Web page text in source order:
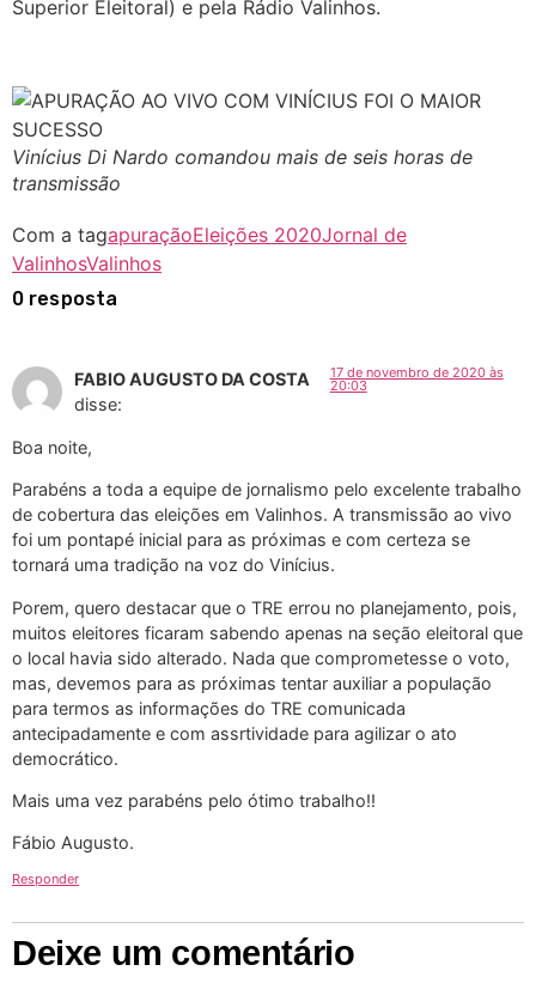
Superior Eleitoral) e pela Rádio Valinhos.
Vinícius Di Nardo comandou mais de seis horas de
transmissão
Com a tagapuraçãoEleições 2020Jornal de
ValinhosValinhos
0 resposta
FABIO AUGUSTO DA COSTA
disse:
17 de novembro de 2020 às
20:03
Boa noite,
Parabéns a toda a equipe de jornalismo pelo excelente trabalho
de cobertura das eleições em Valinhos. A transmissão ao vivo
foi um pontapé inicial para as próximas e com certeza se
tornará uma tradição na voz do Vinícius.
Porem, quero destacar que o TRE errou no planejamento, pois,
muitos eleitores ficaram sabendo apenas na seção eleitoral que
o local havia sido alterado. Nada que comprometesse o voto,
mas, devemos para as próximas tentar auxiliar a população
para termos as informações do TRE comunicada
antecipadamente e com assrtividade para agilizar o ato
democrático.
Mais uma vez parabéns pelo ótimo trabalho!!
Fábio Augusto.
Responder
Deixe um comentário